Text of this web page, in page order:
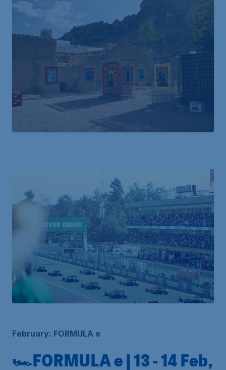
February: FORMULA e
🏎️FORMULA e | 13 - 14 Feb,